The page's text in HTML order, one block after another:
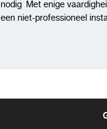
nodig Met enige
een niet-professioneel